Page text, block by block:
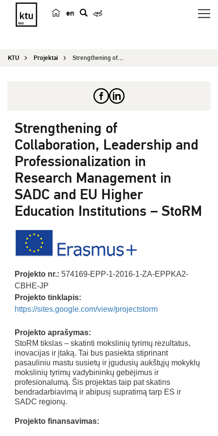
en
e
KTU Projektai Strengthening of Collaboration, Leadership and P...
Strengthening of
Collaboration, Leadership and
Professionalization in
Research Management in
SADC and EU Higher
Education Institutions – StoRM
Projekto nr.: 574169-EPP-1-2016-1-ZA-EPPKA2-
CBHE-JP
Projekto tinklapis:
https://sites.google.com/view/projectstorm
Projekto aprašymas:
StoRM tikslas – skatinti mokslinių tyrimų rezultatus,
inovacijas ir įtaką. Tai bus pasiekta stiprinant
pasauliniu mastu susietų ir įgudusių aukštųjų mokyklų
mokslinių tyrimų vadybininkų gebėjimus ir
profesionalumą. Šis projektas taip pat skatins
bendradarbiavimą ir abipusį supratimą tarp ES ir
SADC regionų.
Projekto finansavimas: